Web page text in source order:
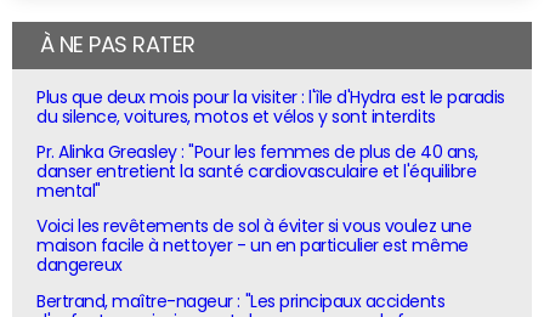
À NE PAS RATER
Plus que deux mois pour la visiter : l'île d'Hydra est le paradis
du silence, voitures, motos et vélos y sont interdits
Pr. Alinka Greasley : "Pour les femmes de plus de 40 ans,
danser entretient la santé cardiovasculaire et l'équilibre
mental"
Voici les revêtements de sol à éviter si vous voulez une
maison facile à nettoyer - un en particulier est même
dangereux
Bertrand, maître-nageur : "Les principaux accidents